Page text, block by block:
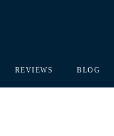
REVIEWS BLOG